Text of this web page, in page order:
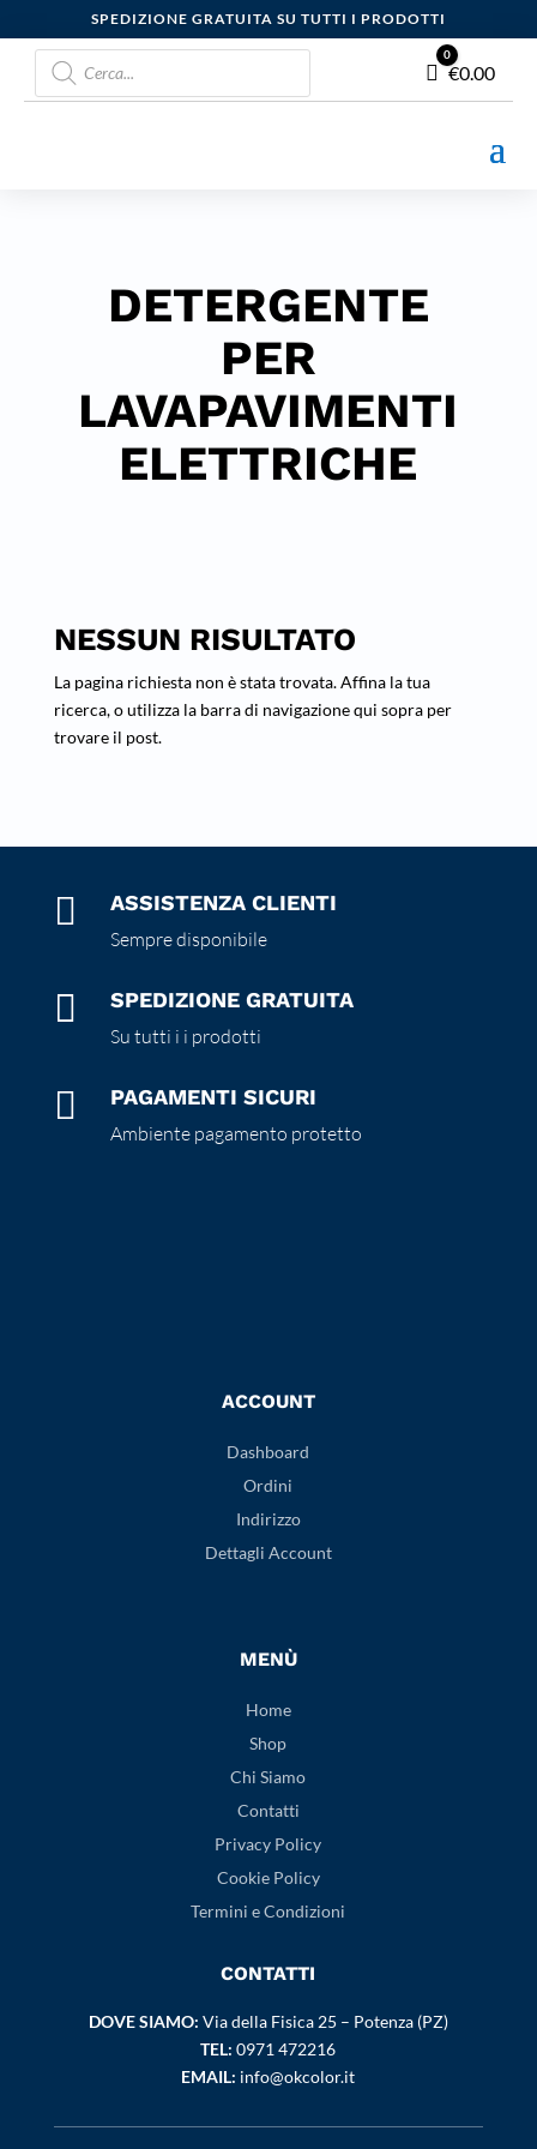
SPEDIZIONE GRATUITA SU TUTTI I PRODOTTI
Products
search
Carrello
0
€0.00
DETERGENTE
PER
LAVAPAVIMENTI
ELETTRICHE
NESSUN RISULTATO
La pagina richiesta non è stata trovata. Affina la tua
ricerca, o utilizza la barra di navigazione qui sopra per
trovare il post.
 ASSISTENZA CLIENTI
Sempre disponibile
 SPEDIZIONE GRATUITA
Su tutti i i prodotti
 PAGAMENTI SICURI
Ambiente pagamento protetto
ACCOUNT
Dashboard
Ordini
Indirizzo
Dettagli Account
MENÙ
Home
Shop
Chi Siamo
Contatti
Privacy Policy
Cookie Policy
Termini e Condizioni
CONTATTI
DOVE SIAMO: Via della Fisica 25 – Potenza (PZ)
TEL: 0971 472216
EMAIL: info@okcolor.it